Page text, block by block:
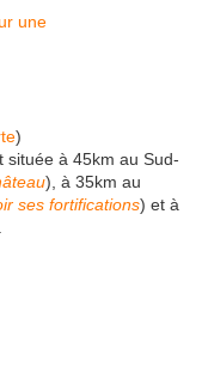
)
située à 45km au Sud-
), à 35km au
ses fortifications) et à